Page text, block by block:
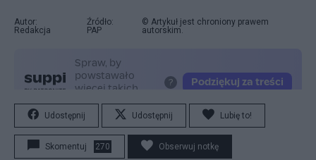
Autor:
Redakcja
Źródło:
PAP
© Artykuł jest chroniony prawem
autorskim.
Udostępnij Udostępnij Lubię to!
Skomentuj 270 Obserwuj notkę